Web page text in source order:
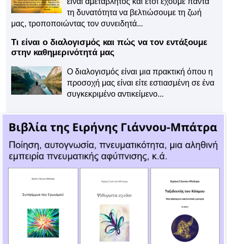
τη δυνατότητα να βελτιώσουμε τη ζωή
μας, τροποποιώντας τον συνειδητά...
Τι είναι ο διαλογισμός και πώς να τον εντάξουμε
στην καθημερινότητά μας
Ο διαλογισμός είναι μια πρακτική όπου η
προσοχή μας είναι είτε εστιασμένη σε ένα
συγκεκριμένο αντικείμενο...